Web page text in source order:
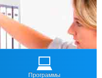
Программы